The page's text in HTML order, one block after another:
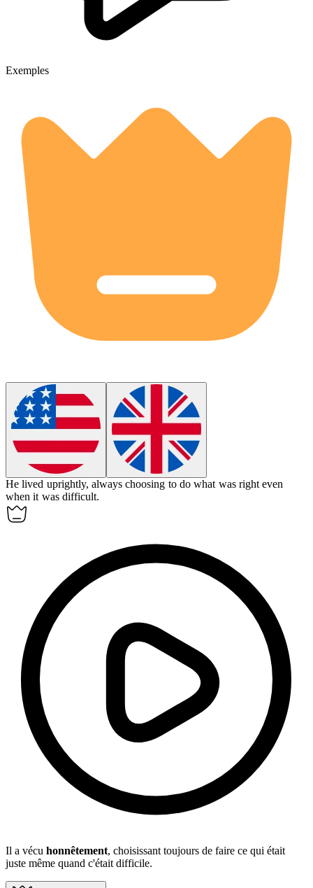
Exemples
He lived uprightly, always choosing to do what was right even
when it was difficult.
Il a vécu honnêtement, choisissant toujours de faire ce qui était
juste même quand c'était difficile.